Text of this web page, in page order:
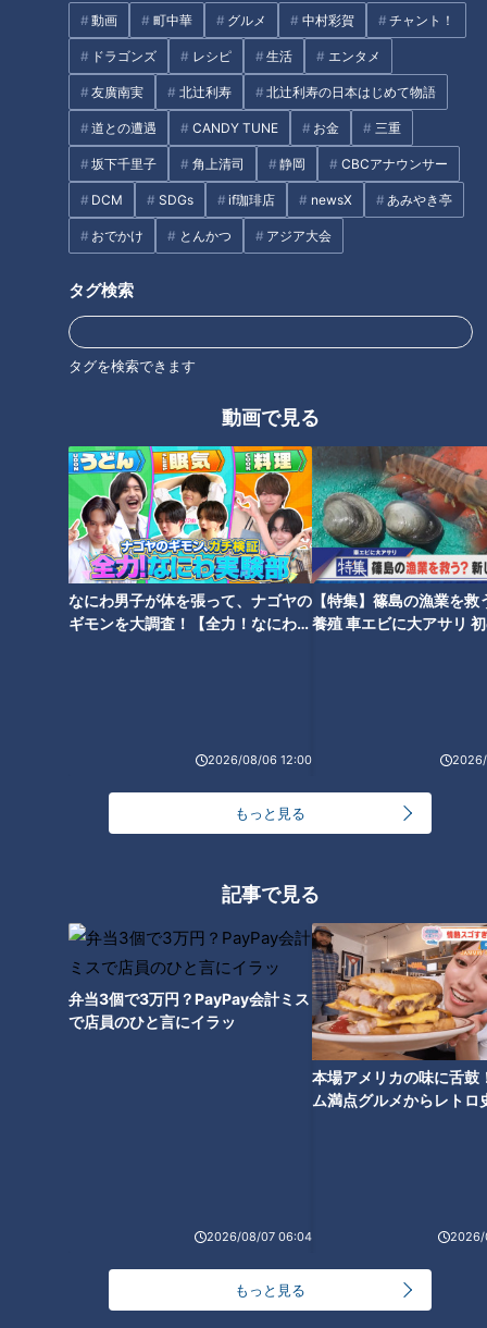
動画 町中華 グルメ 中村彩賀 チャント！
ドラゴンズ レシピ 生活 エンタメ
友廣南実 北辻利寿 北辻利寿の日本はじめて物語
道との遭遇 CANDY TUNE お金 三重
坂下千里子 角上清司 静岡 CBCアナウンサー
DCM SDGs if珈琲店 newsX あみやき亭
おでかけ とんかつ アジア大会
タグ検索
タグを検索できます
動画で見る
なにわ男子が体を張って、ナゴヤの
ギモンを大調査！【全力！なにわ実
2026/08/06 12:00
【特集】篠島の漁業を救
養殖 車エビに大アサリ
もっと見る
記事で見る
弁当3個で3万円？PayPay会計ミス
で店員のひと言にイラッ
2026/08/07 06:04
本場アメリカの味に舌鼓
ム満点グルメからレトロ
2026/
もっと見る
10億人以上ともいわれる人気のスポーツです。
世界最大規模のクリケット場は、オーストラリアのメルボルン
にあります。オーストラリアにとってクリケットは、いわば国
技のような存在。
ホストファザーが熱心に観戦していたのも、そうした事情があ
ったといいます。
日進市で開催されたW杯予選
のワールドカップ予選が日本で行なわれました。日本はパプア
ニューギニアに次ぐ2位で予選を通過しています。
このうち、5月8日（金）から10日（日）にかけては、日進市
の口論義（こうろぎ）運動公園で試合が行なわれました。
野球場が円形球場に大変身
口論義運動公園はアジア競技大会の会場にも決定していて、野
球場がクリケット専用球場に改装されていました。
クリケットのグラウンドは円形で、真ん中に野球でいうバッタ
ーボックスのようなものがあります。
ファールゾーンがないため、360度どこに打ってもよく、前に
飛ばす野球とは異なり、後ろにも真横にも打つことができま
す。打つ場所によって技術が問われるスポーツです。
11人対11人で戦うクリケット。どこを守るか、どこに打つか
クリケットには野球とは異なる大きな特徴がもうひとつありま